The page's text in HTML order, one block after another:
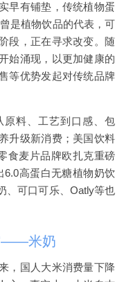
早有铺垫，传统植物蛋
是植物饮品的代表，可
段，正在寻求改变。随
始涌现，以更加健康的
等优势发起对传统品牌
原料、工艺到口感、包
升级新消费；美国饮料
食麦片品牌欧扎克重磅
6.0高蛋白无糖植物奶饮
可口可乐、Oatly等也
米奶
，国人大米消费量下降